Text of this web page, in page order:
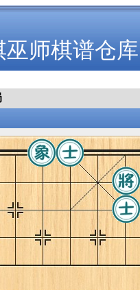
巫师棋谱仓库